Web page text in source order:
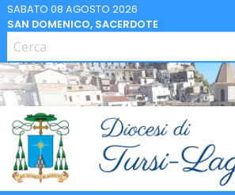
Skip
to
content
SABATO 08 AGOSTO 2026
SAN DOMENICO, SACERDOTE